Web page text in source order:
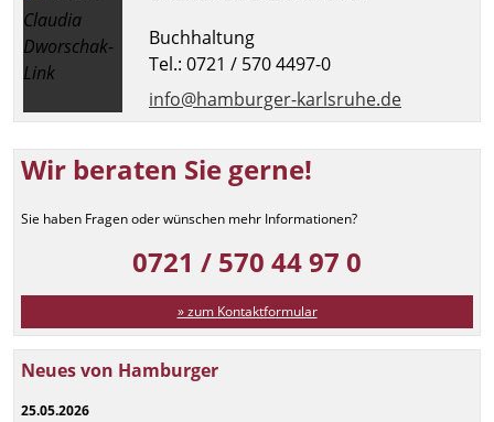
Buchhaltung
Tel.: 0721 / 570 4497-0
info@hamburger-karlsruhe.de
Wir beraten Sie gerne!
Sie haben Fragen oder wünschen mehr Informationen?
0721 / 570 44 97 0
» zum Kontaktformular
Neues von Hamburger
25.05.2026